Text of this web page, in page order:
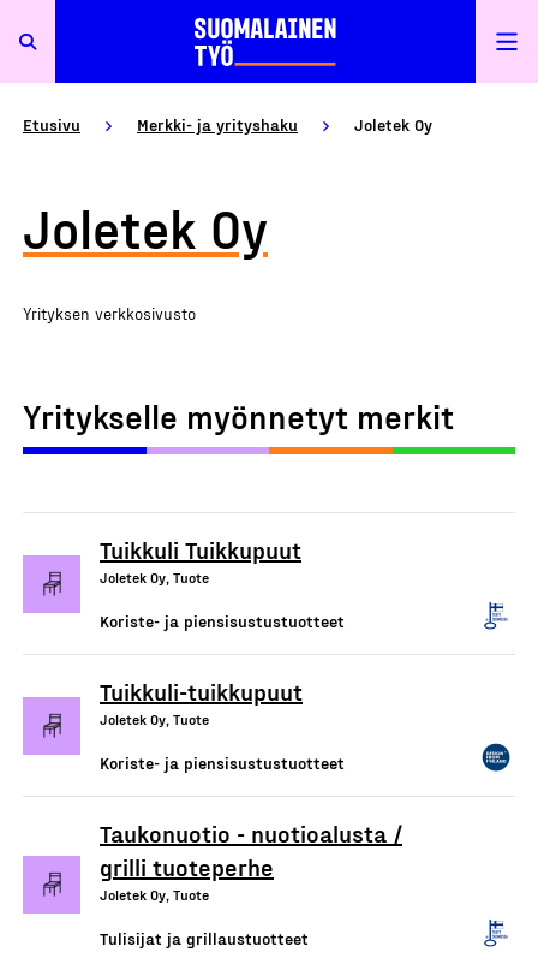
Etusivu Merkki- ja yrityshaku Joletek Oy
Joletek Oy
Yrityksen verkkosivusto
Yritykselle myönnetyt merkit
Tuikkuli Tuikkupuut
Joletek Oy, Tuote
Koriste- ja piensisustustuotteet
Tuikkuli-tuikkupuut
Joletek Oy, Tuote
Koriste- ja piensisustustuotteet
Taukonuotio - nuotioalusta /
grilli tuoteperhe
Joletek Oy, Tuote
Tulisijat ja grillaustuotteet